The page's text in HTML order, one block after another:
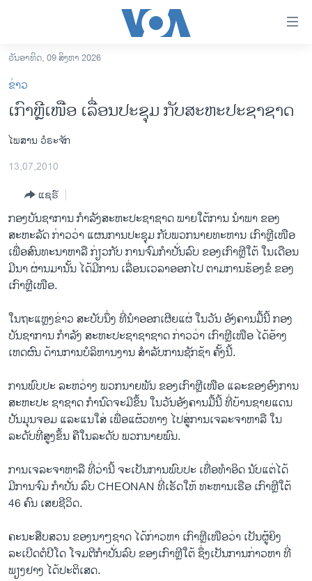
ເຂົ້າ
ຫາ
ຂ້າມ
ຂ້າມ
ຂ້າມ
ໄປ
ຫາ
ລາວ
ອາເມຣິກາ
ການເລືອກຕັ້ງ ປະທານາທີບໍດີ ສະຫະລັດ 2024
ຂ່າວ​ຈີນ
ໂລກ
ເອເຊຍ
ອິດສະຫຼະພາບດ້ານການຂ່າວ
ຊີວິດຊາວລາວ
ວິທະຍາສາດ-ເທັກໂນໂລຈີ
ທຸລະກິດ
ວີດີໂອ
ສຽງ
ລາຍງານ
ຕິດຕາມພວກເຮົາ ທີ່
ພາສາຕ່າງໆ
ວັນອາທິດ, 09 ສິງຫາ 2026
ຂ່າວ
ເກົາຫຼີເໜືອ ເລື່ອນປະຊຸມ ກັບສະຫະປະຊາຊາດ
ໄພສານ ວໍຣະຈັກ
13,07,2010
ແຊຣ໌
ກອງບັນຊາການ ກຳລັງສະຫະປະຊາຊາດ ພາຍໃຕ້ການ ນຳພາ ຂອງ
ສະຫະລັດ ກ່າວວ່າ ແຜນການປະຊຸມ ກັບພວກນາຍທະຫານ ເກົາຫຼີເໜືອ
ເພື່ອສົນທະນາຫາລື ກ່ຽວກັບ ການຈົມກຳປັ່ນລົບ ຂອງເກົາຫຼີໃຕ້ ໃນເດືອນ
ມີນາ ຜ່ານມານັ້ນ ໄດ້ມີການ ເລື່ອນເວລາອອກໄປ ຕາມການຮ້ອງຂໍ ຂອງ
ເກົາຫຼີເໜືອ.
ໃນຖະແຫຼງຂ່າວ ສະບັບນຶ່ງ ທີ່ນຳອອກເຜີຍແຜ່ ໃນວັນ ອັງຄານມື້ນີ້ ກອງ
ບັນຊາການ ກຳລັງ ສະຫະປະຊາຊາຊາດ ກ່າວວ່າ ເກົາຫຼີເໜືອ ໄດ້ອ້າງ
ເຫດຜົນ ດ້ານ​ການບໍລິຫານງານ ສຳລັບການຊັກຊ້າ ຄັ້ງນີ້.
ການພົບປະ ລະຫວ່າງ ພວກນາຍພັນ ຂອງເກົາຫຼີເໜືອ ແລະຂອງອົງການ
ສະຫະປະ ຊາຊາດ ​ກຳນົດຈະມີຂຶ້ນ ໃນວັນອັງຄານມື້ນີ້ ທີ່ບ້ານຊາຍແດນ
ປັນມຸນຈອມ ແລະ​ແນໃສ່ ​ເພື່ອແຜ້ວທາງ ໄປສູ່ການເຈລະຈາຫາລື ໃນ
ລະດັບທີ່ສູງຂຶ້ນ ​ຄືໃນ​ລະດັບ ພວກນາຍພົນ.
ການເຈລະຈາຫາລື ທີ່ວ່ານີ້ ຈະເປັນການພົບປະ ເທື່ອທຳອິດ ນັບແຕ່ໄດ້
ມີການຈົມ ກຳປັ່ນ ລົບ CHEONAN ທີ່ເຮັດໃຫ້ ທະຫານເຮືອ ເກົາຫຼີໃຕ້
46 ຄົນ ເສຍຊີວິດ.
ຄະນະສືບສວນ ຂອງນາໆຊາດ ໄດ້ກ່າວຫາ ເກົາຫຼີເໜືອວ່າ ເປັນຜູ້ຍິງ
ລະເບີດຕໍປີໂດ ໂຈມຕີກຳປັ່ນລົບ ຂອງເກົາຫຼີໃຕ້ ຊຶ່ງເປັນການກ່າວຫາ ທີ່
ພຽງຢາງ ໄດ້ປະຕິເສດ.